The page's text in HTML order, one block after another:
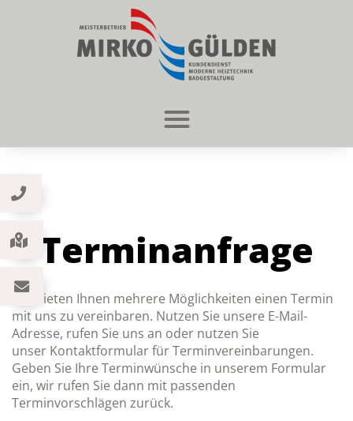
Terminanfrage
Wir bieten Ihnen mehrere Möglichkeiten einen Termin
mit uns zu vereinbaren. Nutzen Sie unsere E-Mail-
Adresse, rufen Sie uns an oder nutzen Sie
unser Kontaktformular für Terminvereinbarungen.
Geben Sie Ihre Terminwünsche in unserem Formular
ein, wir rufen Sie dann mit passenden
Terminvorschlägen zurück.